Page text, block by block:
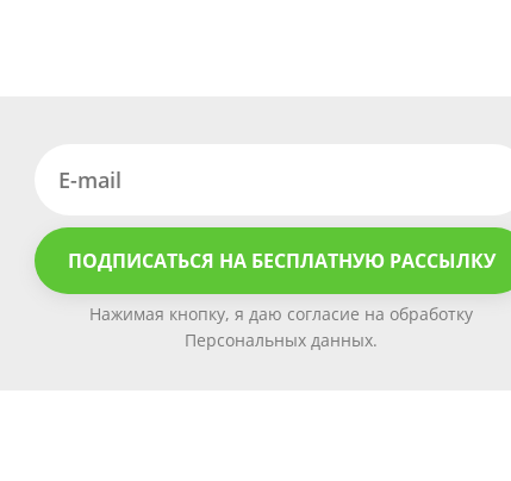
ПОДПИСАТЬСЯ НА БЕСПЛАТНУЮ РАССЫЛКУ
Нажимая кнопку, я даю согласие на обработку
Персональных данных.